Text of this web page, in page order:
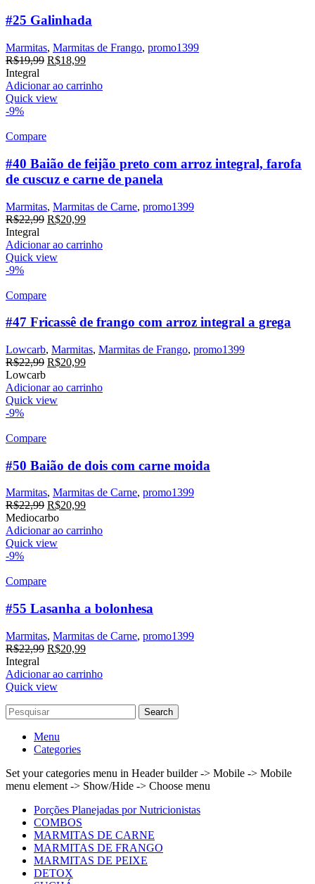
#25 Galinhada
Marmitas, Marmitas de Frango, promo1399
R$19,99 O
original
era:
R$18,99O
atual
Integral
Adicionar ao carrinho
Quick view
-9%
Compare
#40 Baião de feijão preto com arroz integral, farofa
de cuscuz e carne de panela
Marmitas, Marmitas de Carne, promo1399
R$22,99 O
original
era:
R$20,99O
atual
Integral
Adicionar ao carrinho
Quick view
-9%
Compare
#47 Fricassê de frango com arroz integral a grega
Lowcarb, Marmitas, Marmitas de Frango, promo1399
R$22,99 O
original
era:
R$20,99O
atual
Lowcarb
Adicionar ao carrinho
Quick view
-9%
Compare
#50 Baião de dois com carne moida
Marmitas, Marmitas de Carne, promo1399
R$22,99 O
preço
original
era:
R$20,99O
atual
Mediocarbo
Adicionar ao carrinho
Quick view
-9%
Compare
#55 Lasanha a bolonhesa
Marmitas, Marmitas de Carne, promo1399
R$22,99 O
original
era:
R$20,99O
atual
Integral
Adicionar ao carrinho
Quick view
Search
Menu
Categories
Set your categories menu in Header builder -> Mobile -> Mobile
menu element -> Show/Hide -> Choose menu
Porções Planejadas por Nutricionistas
COMBOS
MARMITAS DE CARNE
MARMITAS DE FRANGO
MARMITAS DE PEIXE
DETOX